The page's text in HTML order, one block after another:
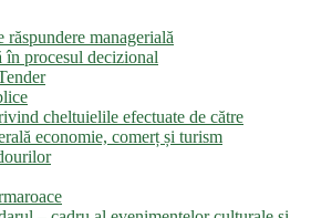
răspundere managerială
în procesul decizional
cheltuielile efectuate de către
economie, comerț și turism